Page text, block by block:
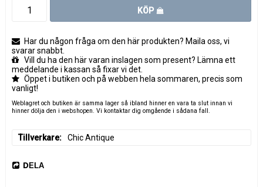
KÖP
Har du någon fråga om den här produkten? Maila oss, vi
svarar snabbt.
Vill du ha den här varan inslagen som present? Lämna ett
meddelande i kassan så fixar vi det.
Öppet i butiken och på webben hela sommaren, precis som
vanligt!
Weblagret och butiken är samma lager så ibland hinner en vara ta slut innan vi
hinner dölja den i webshopen. Vi kontaktar dig omgående i sådana fall.
Tillverkare Chic Antique
DELA